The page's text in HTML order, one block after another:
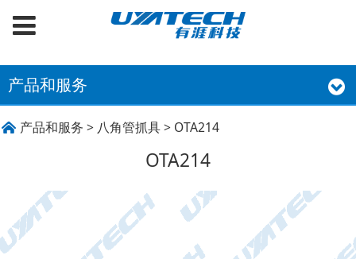
产品和服务
OTA214
产品和服务 > 八角管抓具> OTA214
OTA214